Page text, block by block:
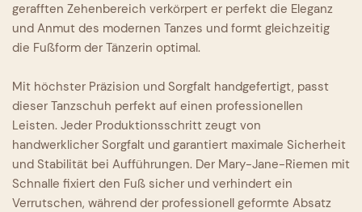
gerafften Zehenbereich verkörpert er perfekt die Eleganz
und Anmut des modernen Tanzes und formt gleichzeitig
die Fußform der Tänzerin optimal.
Mit höchster Präzision und Sorgfalt handgefertigt, passt
dieser Tanzschuh perfekt auf einen professionellen
Leisten. Jeder Produktionsschritt zeugt von
handwerklicher Sorgfalt und garantiert maximale Sicherheit
und Stabilität bei Aufführungen. Der Mary-Jane-Riemen mit
Schnalle fixiert den Fuß sicher und verhindert ein
Verrutschen, während der professionell geformte Absatz